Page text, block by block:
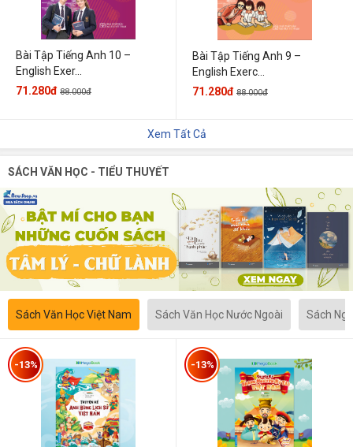
Bài Tập Tiếng Anh 10 –
English Exer...
71.280đ 88.000đ
Bài Tập Tiếng Anh 9 –
English Exerc...
71.280đ 88.000đ
Xem Tất Cả
SÁCH VĂN HỌC - TIỂU THUYẾT
Sách Văn Học Việt Nam Sách Văn Học Nước Ngoài Sách
-13% -13%